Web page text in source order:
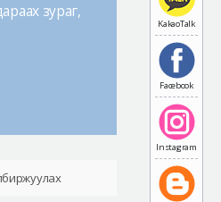
KakaoTalk
Facebook
Instagram
зураг,